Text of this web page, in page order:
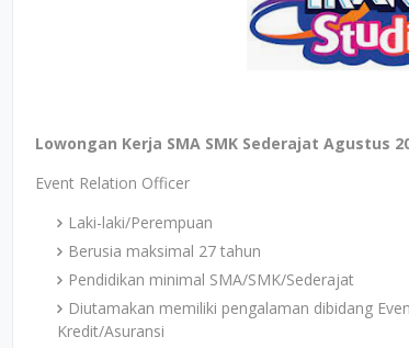
Lowongan Kerja SMA SMK Sederajat Agustus
Event Relation Officer
Laki-laki/Perempuan
Berusia maksimal 27 tahun
Pendidikan minimal SMA/SMK/Sederajat
Diutamakan memiliki pengalaman dibidang
Kredit/Asuransi